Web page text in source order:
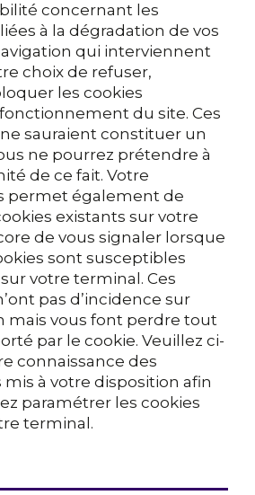
concernant les
à la dégradation de vos
qui interviennent
choix de refuser,
les cookies
du site. Ces
sauraient constituer un
ne pourrez prétendre à
de ce fait. Votre
permet également de
existants sur votre
de vous signaler lorsque
sont susceptibles
votre terminal. Ces
pas d’incidence sur
mais vous font perdre tout
par le cookie. Veuillez ci-
connaissance des
à votre disposition afin
paramétrer les cookies
terminal.